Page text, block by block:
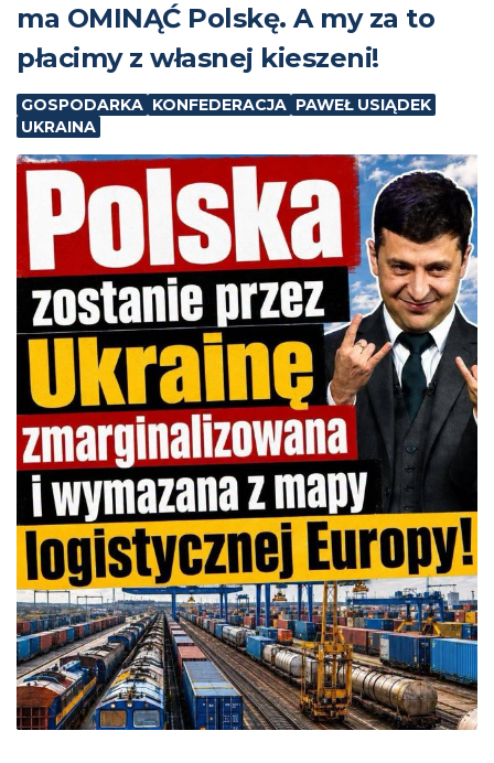
ma OMINĄĆ Polskę. A my za to
płacimy z własnej kieszeni!
GOSPODARKA KONFEDERACJA PAWEŁ USIĄDEK
UKRAINA